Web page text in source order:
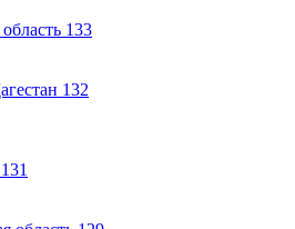
133
132
131